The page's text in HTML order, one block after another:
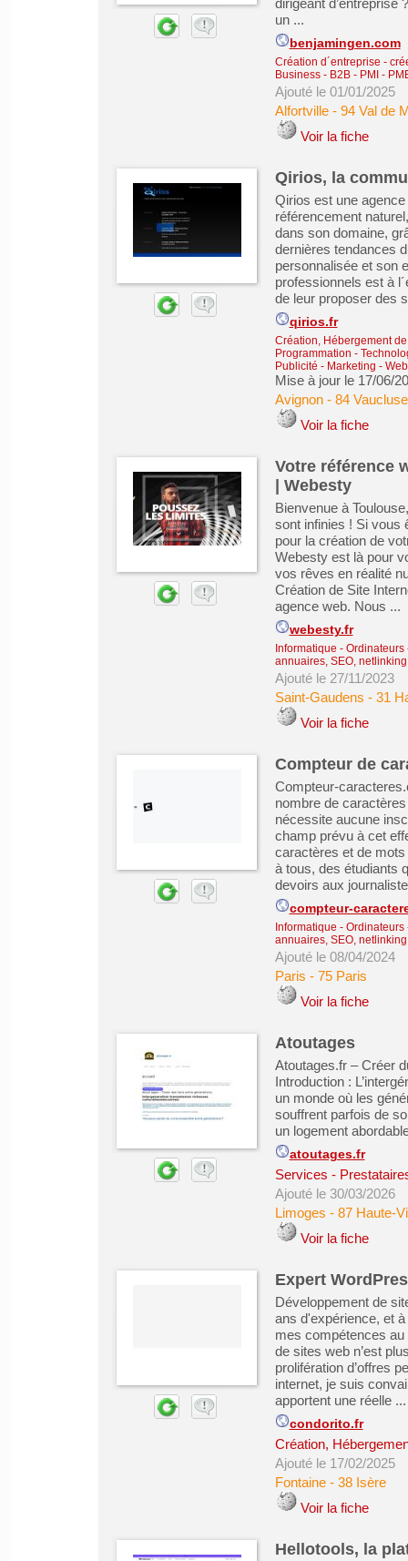
dirigeant d’entreprise
un ...
benjamingen.com
Création d´entreprise -
Business - B2B - PMI -
Ajouté le 01/01/2025
Alfortville- 94 Val de
Voir la fiche
Qirios, la
Qirios est une
référencement
dans son domaine,
dernières tendances
personnalisée et son
professionnels est à
de leur proposer des
qirios.fr
Création, Hébergement
Programmation -
Publicité - Marketing -
Mise à jour le 17/06/
Avignon- 84 Vaucluse
Voir la fiche
Votre référence
| Webesty
Bienvenue à
sont infinies ! Si vous
pour la création de
Webesty est là pour
vos rêves en réalité
Création de Site
agence web. Nous ...
webesty.fr
Informatique -
annuaires, SEO, netlinking
Ajouté le 27/11/2023
Saint-Gaudens - 31
Voir la fiche
Compteur de
Compteur-
nombre de
nécessite aucune
champ prévu à cet
caractères et de
à tous, des étudiants
devoirs aux
compteur-
Informatique -
annuaires, SEO, netlinking
Ajouté le 08/04/2024
Paris - 75 Paris
Voir la fiche
Atoutages
Atoutages.fr – Créer
Introduction :
un monde où les
souffrent parfois de
un logement
atoutages.fr
Services -
Ajouté le 30/03/2026
Limoges - 87 Haute-
Voir la fiche
Expert
Développement de
ans d'expérience, et
mes compétences
de sites web n’est
prolifération d’offres
internet, je suis
apportent une réelle ...
condorito.fr
Création,
Ajouté le 17/02/2025
Fontaine- 38 Isère
Voir la fiche
Hellotools, la